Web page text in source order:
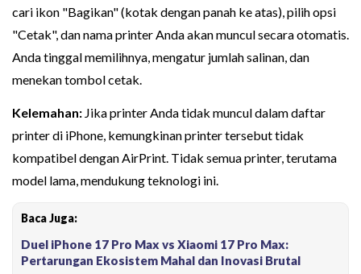
cari ikon "Bagikan" (kotak dengan panah ke atas), pilih opsi
"Cetak", dan nama printer Anda akan muncul secara otomatis.
Anda tinggal memilihnya, mengatur jumlah salinan, dan
menekan tombol cetak.
Kelemahan: Jika printer Anda tidak muncul dalam daftar
printer di iPhone, kemungkinan printer tersebut tidak
kompatibel dengan AirPrint. Tidak semua printer, terutama
model lama, mendukung teknologi ini.
Baca Juga:
Duel iPhone 17 Pro Max vs Xiaomi 17 Pro Max:
Pertarungan Ekosistem Mahal dan Inovasi Brutal